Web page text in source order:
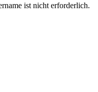
ist nicht erforderlich.